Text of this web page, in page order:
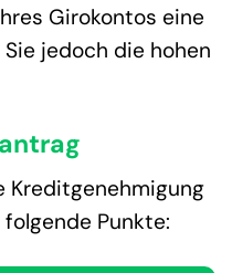
Girokontos eine
jedoch die hohen
Kreditgenehmigung
Punkte: